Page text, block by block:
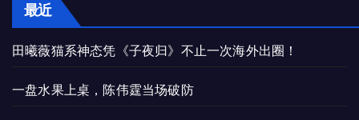
最近
田曦薇猫系神态凭《子夜归》不止一次海外出圈！
一盘水果上桌，陈伟霆当场破防